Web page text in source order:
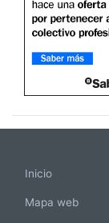
Inicio
Mapa web